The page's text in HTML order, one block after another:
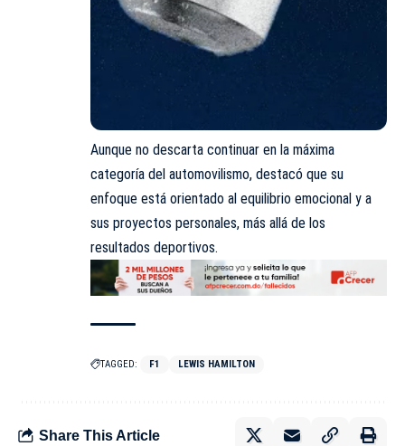
Aunque no descarta continuar en la máxima
categoría del automovilismo, destacó que su
enfoque está orientado al equilibrio emocional y a
sus proyectos personales, más allá de los
resultados deportivos.
TAGGED: F1 LEWIS HAMILTON
Share This Article